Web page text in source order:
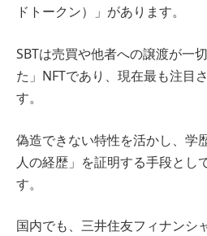
ドトークン）」があります。
SBTは売買や他者への譲渡が一
た」NFTであり、現在最も注目
す。
偽造できない特性を活かし、学
人の経歴」を証明する手段とし
す。
国内でも、三井住友フィナンシ